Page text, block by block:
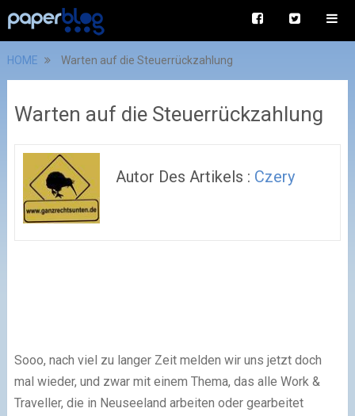
HOME Warten auf die Steuerrückzahlung
Warten auf die Steuerrückzahlung
Autor Des Artikels : Czery
Sooo, nach viel zu langer Zeit melden wir uns jetzt doch
mal wieder, und zwar mit einem Thema, das alle Work &
Traveller, die in Neuseeland arbeiten oder gearbeitet